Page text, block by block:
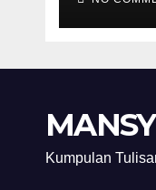
Kumpulan